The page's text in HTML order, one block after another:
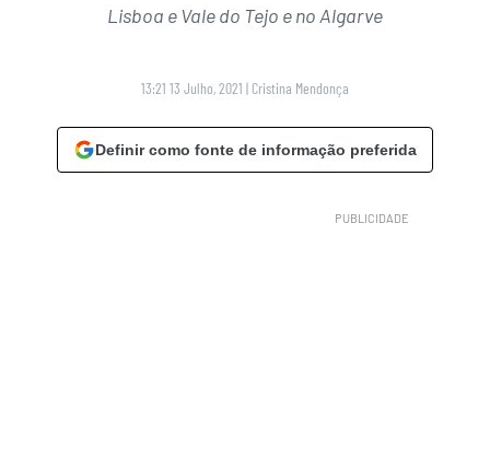
Lisboa e Vale do Tejo e no Algarve
13:21 13 Julho, 2021 | Cristina Mendonça
Definir como fonte de informação preferida